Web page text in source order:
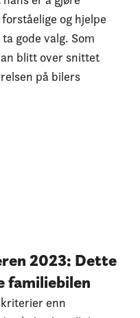
og hjelpe
gode valg. Som
blitt over snittet
på bilers
2023: Dette
familiebilen
enn